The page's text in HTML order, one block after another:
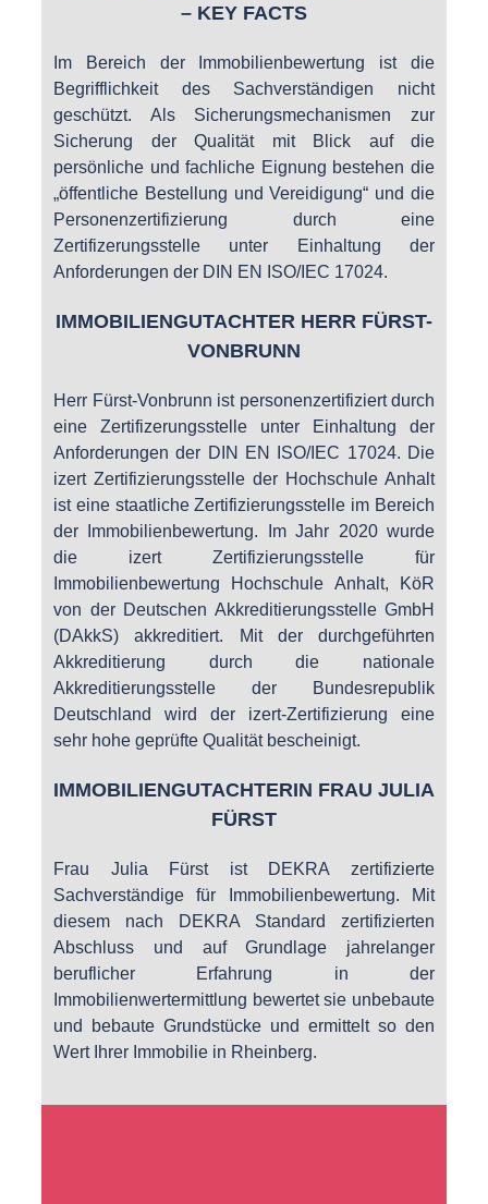
– KEY FACTS
Im Bereich der Immobilienbewertung ist die
Begrifflichkeit des Sachverständigen nicht
geschützt. Als Sicherungsmechanismen zur
Sicherung der Qualität mit Blick auf die
persönliche und fachliche Eignung bestehen die
„öffentliche Bestellung und Vereidigung“ und die
Personenzertifizierung durch eine
Zertifizerungsstelle unter Einhaltung der
Anforderungen der DIN EN ISO/IEC 17024.
IMMOBILIENGUTACHTER HERR FÜRST-
VONBRUNN
Herr Fürst-Vonbrunn ist personenzertifiziert durch
eine Zertifizerungsstelle unter Einhaltung der
Anforderungen der DIN EN ISO/IEC 17024. Die
izert Zertifizierungsstelle der Hochschule Anhalt
ist eine staatliche Zertifizierungsstelle im Bereich
der Immobilienbewertung. Im Jahr 2020 wurde
die izert Zertifizierungsstelle für
Immobilienbewertung Hochschule Anhalt, KöR
von der Deutschen Akkreditierungsstelle GmbH
(DAkkS) akkreditiert. Mit der durchgeführten
Akkreditierung durch die nationale
Akkreditierungsstelle der Bundesrepublik
Deutschland wird der izert-Zertifizierung eine
sehr hohe geprüfte Qualität bescheinigt.
IMMOBILIENGUTACHTERIN FRAU JULIA
FÜRST
Frau Julia Fürst ist DEKRA zertifizierte
Sachverständige für Immobilienbewertung. Mit
diesem nach DEKRA Standard zertifizierten
Abschluss und auf Grundlage jahrelanger
beruflicher Erfahrung in der
Immobilienwertermittlung bewertet sie unbebaute
und bebaute Grundstücke und ermittelt so den
Wert Ihrer Immobilie in Rheinberg.